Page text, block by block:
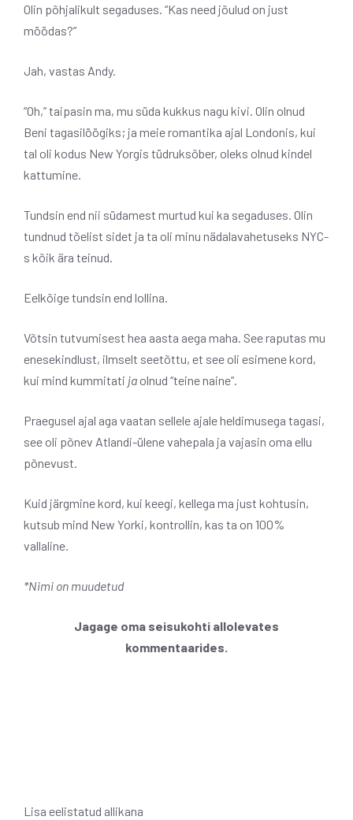
Olin põhjalikult segaduses. “Kas need jõulud on just
möödas?”
Jah, vastas Andy.
“Oh,” taipasin ma, mu süda kukkus nagu kivi. Olin olnud
Beni tagasilöögiks; ja meie romantika ajal Londonis, kui
tal oli kodus New Yorgis tüdruksõber, oleks olnud kindel
kattumine.
Tundsin end nii südamest murtud kui ka segaduses. Olin
tundnud tõelist sidet ja ta oli minu nädalavahetuseks NYC-
s kõik ära teinud.
Eelkõige tundsin end lollina.
Võtsin tutvumisest hea aasta aega maha. See raputas mu
enesekindlust, ilmselt seetõttu, et see oli esimene kord,
kui mind kummitati ja olnud “teine ​​naine”.
Praegusel ajal aga vaatan sellele ajale heldimusega tagasi,
see oli põnev Atlandi-ülene vahepala ja vajasin oma ellu
põnevust.
Kuid järgmine kord, kui keegi, kellega ma just kohtusin,
kutsub mind New Yorki, kontrollin, kas ta on 100%
vallaline.
*Nimi on muudetud
Jagage oma seisukohti allolevates
kommentaarides.
Lisa eelistatud allikana